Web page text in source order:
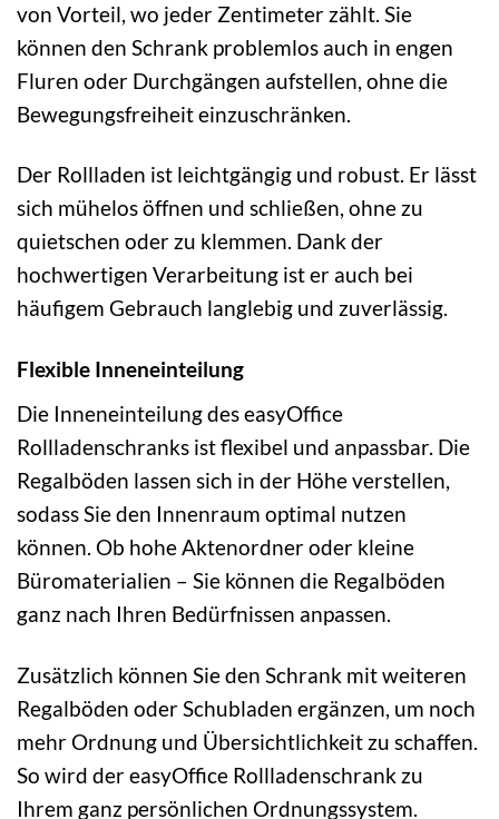
von Vorteil, wo jeder Zentimeter zählt. Sie
können den Schrank problemlos auch in engen
Fluren oder Durchgängen aufstellen, ohne die
Bewegungsfreiheit einzuschränken.
Der Rollladen ist leichtgängig und robust. Er lässt
sich mühelos öffnen und schließen, ohne zu
quietschen oder zu klemmen. Dank der
hochwertigen Verarbeitung ist er auch bei
häufigem Gebrauch langlebig und zuverlässig.
Flexible Inneneinteilung
Die Inneneinteilung des easyOffice
Rollladenschranks ist flexibel und anpassbar. Die
Regalböden lassen sich in der Höhe verstellen,
sodass Sie den Innenraum optimal nutzen
können. Ob hohe Aktenordner oder kleine
Büromaterialien – Sie können die Regalböden
ganz nach Ihren Bedürfnissen anpassen.
Zusätzlich können Sie den Schrank mit weiteren
Regalböden oder Schubladen ergänzen, um noch
mehr Ordnung und Übersichtlichkeit zu schaffen.
So wird der easyOffice Rollladenschrank zu
Ihrem ganz persönlichen Ordnungssystem.